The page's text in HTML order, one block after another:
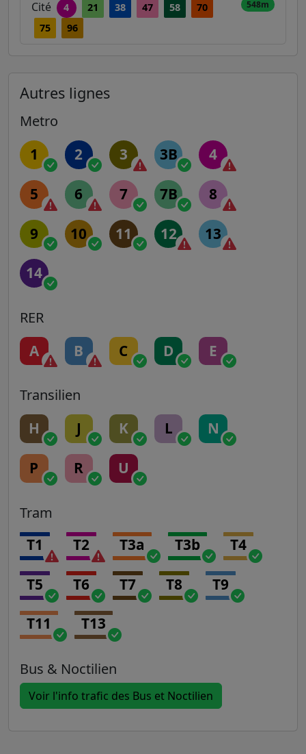
Cité 4 21 38 47 58
70
75
96
548m
Autres lignes
Metro
1 2 3 3B 4
5 6 7 7B 8
9 10 11 12 13
14
RER
A B C D E
Transilien
H J K L N
P R U
Tram
T1 T2 T3a T3b T4
T5 T6 T7 T8 T9
T11 T13
Bus & Noctilien
Voir l'info trafic des Bus et Noctilien